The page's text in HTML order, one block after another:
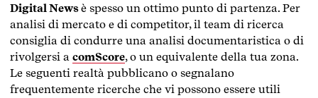
Digital Newsè spesso un ottimo punto di partenza. Per
analisi di mercato e di competitor, il team di ricerca
consiglia di condurre una analisi documentaristica o di
rivolgersi a comScore, o un equivalente della tua zona.
Le seguenti realtà pubblicano o segnalano
frequentemente ricerche che vi possono essere utili